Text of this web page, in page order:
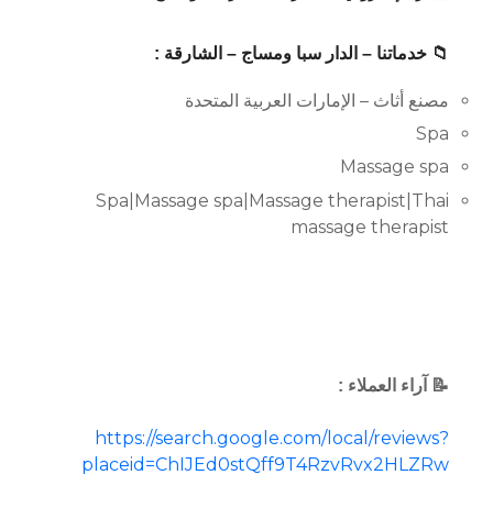
📁 خدماتنا – الدار سبا ومساج – الشارقة :
مصنع أثاث – الإمارات العربية المتحدة
Spa
Massage spa
Spa|Massage spa|Massage therapist|Thai
massage therapist
📝 آراء العملاء :
https://search.google.com/local/reviews?
placeid=ChIJEd0stQff9T4RzvRvx2HLZRw